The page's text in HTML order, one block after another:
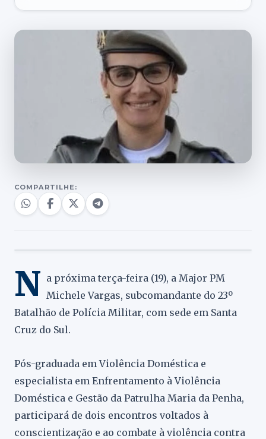
COMPARTILHE:
N a próxima terça-feira (19), a Major PM
Michele Vargas, subcomandante do 23º
Batalhão de Polícia Militar, com sede em Santa
Cruz do Sul.
Pós-graduada em Violência Doméstica e
especialista em Enfrentamento à Violência
Doméstica e Gestão da Patrulha Maria da Penha,
participará de dois encontros voltados à
conscientização e ao combate à violência contra